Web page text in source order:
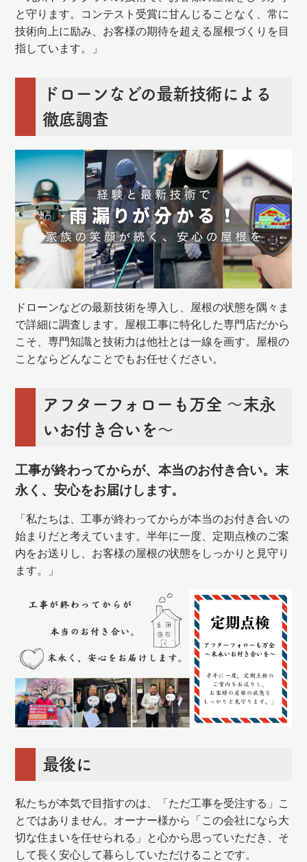
と守ります。コンテスト受賞に甘んじることなく、常に
技術向上に励み、お客様の期待を超える屋根づくりを目
指しています。」
ドローンなどの最新技術による
徹底調査
ドローンなどの最新技術を導入し、屋根の状態を隅々ま
で詳細に調査します。屋根工事に特化した専門店だから
こそ、専門知識と技術力は他社とは一線を画す。屋根の
ことならどんなことでもお任せください。
アフターフォローも万全 ～末永
いお付き合いを～
工事が終わってからが、本当のお付き合い。末
永く、安心をお届けします。
「私たちは、工事が終わってからが本当のお付き合いの
始まりだと考えています。半年に一度、定期点検のご案
内をお送りし、お客様の屋根の状態をしっかりと見守り
ます。」
最後に
私たちが本気で目指すのは、「ただ工事を受注する」こ
とではありません。オーナー様から「この会社になら大
切な住まいを任せられる」と心から思っていただき、そ
して長く安心して暮らしていただけることです。